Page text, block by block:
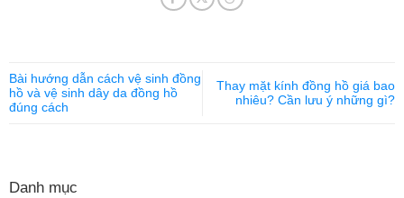
Bài hướng dẫn cách vệ sinh đồng
hồ và vệ sinh dây da đồng hồ
đúng cách
Thay mặt kính đồng hồ giá bao
nhiêu? Cần lưu ý những gì?
Danh mục